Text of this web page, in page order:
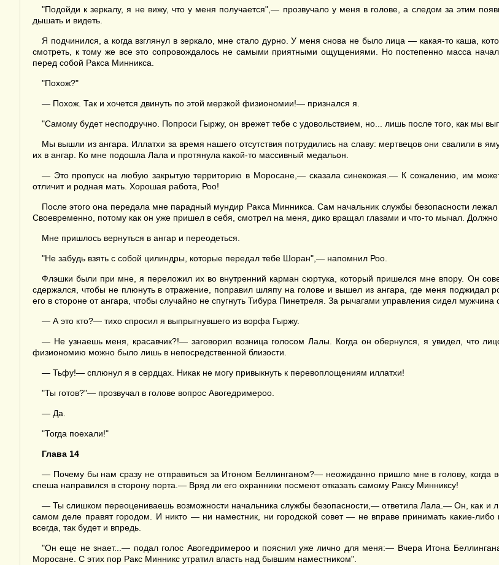
"Подойди к зеркалу, я не вижу, что у меня получается",— прозвучало у меня в голове, а следом за этим
дышать и видеть.
Я подчинился, а когда взглянул в зеркало, мне стало дурно. У меня снова не было лица — какая-то каша,
смотреть, к тому же все это сопровождалось не самыми приятными ощущениями. Но постепенно масса
перед собой Ракса Минникса.
"Похож?"
— Похож. Так и хочется двинуть по этой мерзкой физиономии!— признался я.
"Самому будет несподручно. Попроси Гыржу, он врежет тебе с удовольствием, но... лишь после того, как мы
Мы вышли из ангара. Иллатхи за время нашего отсутствия потрудились на славу: мертвецов они свалили в
их в ангар. Ко мне подошла Лала и протянула какой-то массивный медальон.
— Это пропуск на любую закрытую территорию в Моросане,— сказала синекожая.— К сожалению, им может
отличит и родная мать. Хорошая работа, Роо!
После этого она передала мне парадный мундир Ракса Минникса. Сам начальник службы безопасности
Своевременно, потому как он уже пришел в себя, смотрел на меня, дико вращал глазами и что-то мычал.
Мне пришлось вернуться в ангар и переодеться.
"Не забудь взять с собой цилиндры, которые передал тебе Шоран",— напомнил Роо.
Флэшки были при мне, я переложил их во внутренний карман сюртука, который пришелся мне впору. Он
сдержался, чтобы не плюнуть в отражение, поправил шляпу на голове и вышел из ангара, где меня
его в стороне от ангара, чтобы случайно не спугнуть Тибура Пинетреля. За рычагами управления сидел
— А это кто?— тихо спросил я выпрыгнувшего из ворфа Гыржу.
— Не узнаешь меня, красавчик?!— заговорил возница голосом Лалы. Когда он обернулся, я увидел, что
физиономию можно было лишь в непосредственной близости.
— Тьфу!— сплюнул я в сердцах. Никак не могу привыкнуть к перевоплощениям иллатхи!
"Ты готов?"— прозвучал в голове вопрос Авогедримероо.
— Да.
"Тогда поехали!"
Глава 14
— Почему бы нам сразу не отправиться за Итоном Беллинганом?— неожиданно пришло мне в голову, когда
спеша направился в сторону порта.— Вряд ли его охранники посмеют отказать самому Раксу Минниксу!
— Ты слишком переоцениваешь возможности начальника службы безопасности,— ответила Лала.— Он, как и
самом деле правят городом. И никто — ни наместник, ни городской совет — не вправе принимать какие-
всегда, так будет и впредь.
"Он еще не знает...— подал голос Авогедримероо и пояснил уже лично для меня:— Вчера Итона
Моросане. С этих пор Ракс Минникс утратил власть над бывшим наместником".